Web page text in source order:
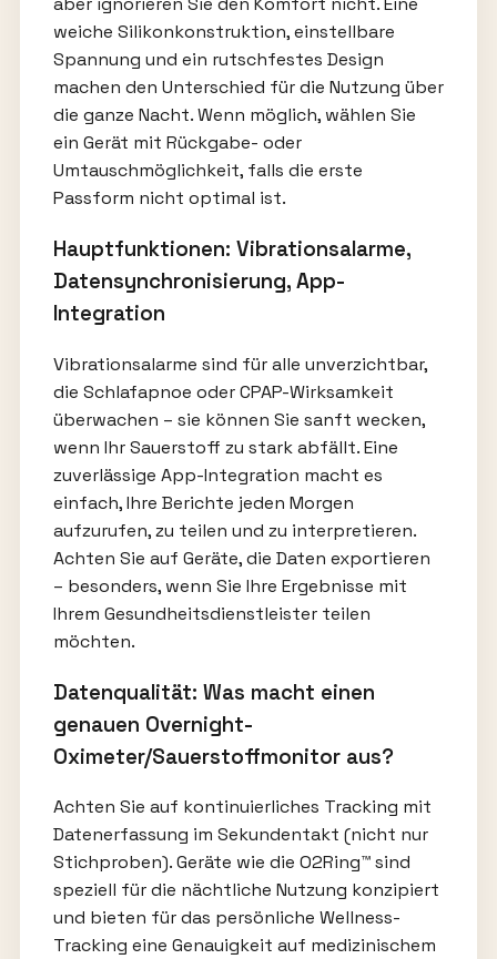
weiche Silikonkonstruktion, einstellbare
Spannung und ein rutschfestes Design
machen den Unterschied für die Nutzung über
die ganze Nacht. Wenn möglich, wählen Sie
ein Gerät mit Rückgabe- oder
Umtauschmöglichkeit, falls die erste
Passform nicht optimal ist.
Hauptfunktionen: Vibrationsalarme,
Datensynchronisierung, App-
Integration
Vibrationsalarme sind für alle unverzichtbar,
die Schlafapnoe oder CPAP-Wirksamkeit
überwachen – sie können Sie sanft wecken,
wenn Ihr Sauerstoff zu stark abfällt. Eine
zuverlässige App-Integration macht es
einfach, Ihre Berichte jeden Morgen
aufzurufen, zu teilen und zu interpretieren.
Achten Sie auf Geräte, die Daten exportieren
– besonders, wenn Sie Ihre Ergebnisse mit
Ihrem Gesundheitsdienstleister teilen
möchten.
Datenqualität: Was macht einen
genauen Overnight-
Oximeter/Sauerstoffmonitor aus?
Achten Sie auf kontinuierliches Tracking mit
Datenerfassung im Sekundentakt (nicht nur
Stichproben). Geräte wie die O2Ring™ sind
speziell für die nächtliche Nutzung konzipiert
und bieten für das persönliche Wellness-
Tracking eine Genauigkeit auf medizinischem